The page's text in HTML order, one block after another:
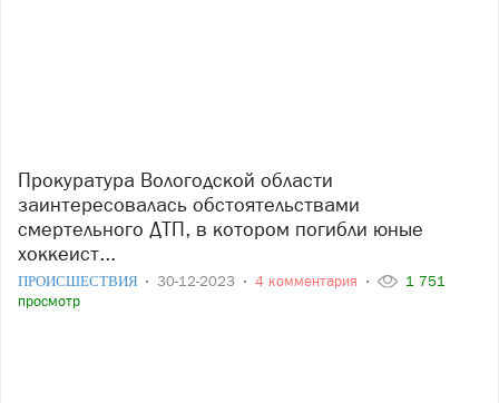
Прокуратура Вологодской области
заинтересовалась обстоятельствами
смертельного ДТП, в котором погибли юные
хоккеист...
ПРОИСШЕСТВИЯ 30-12-2023 4 комментария
1 751
просмотр